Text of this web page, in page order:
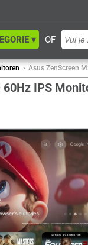
OF
▾
Asus ZenScreen
60Hz IPS